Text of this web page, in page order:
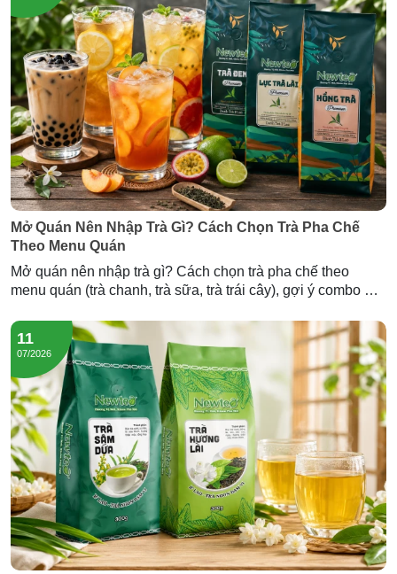
Mở Quán Nên Nhập Trà Gì? Cách Chọn Trà Pha Chế
Theo Menu Quán
Mở quán nên nhập trà gì? Cách chọn trà pha chế theo
menu quán (trà chanh, trà sữa, trà trái cây), gợi ý combo mở
11
07/2026